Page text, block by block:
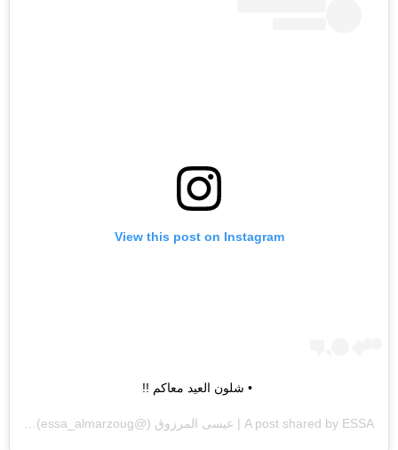
View this post on Instagram
• شلون العيد معاكم !!
A post shared by ESSA | عيسى المرزوق (@essa_almarzoug) on